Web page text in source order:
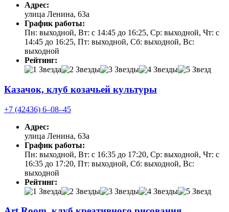
Адрес:
улица Ленина, 63а
График работы:
Пн: выходной, Вт: с 14:45 до 16:25, Ср: выходной, Чт: с
14:45 до 16:25, Пт: выходной, Сб: выходной, Вс:
выходной
Рейтинг:
Казачок, клуб козачьей культуры
+7 (42436) 6‒08‒45
Адрес:
улица Ленина, 63а
График работы:
Пн: выходной, Вт: с 16:35 до 17:20, Ср: выходной, Чт: с
16:35 до 17:20, Пт: выходной, Сб: выходной, Вс:
выходной
Рейтинг: